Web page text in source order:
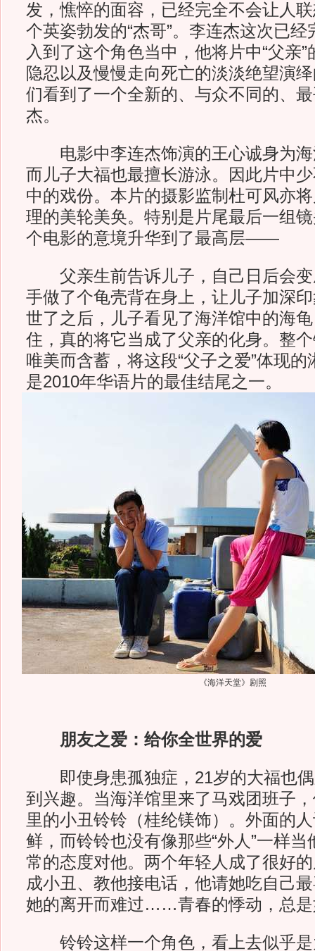
发，憔悴的面容，已经完全不会让人
个英姿勃发的“杰哥”。李连杰这次已
入到了这个角色当中，他将片中“父亲
隐忍以及慢慢走向死亡的淡淡绝望演
们看到了一个全新的、与众不同的、
杰。
电影中李连杰饰演的王心诚身为海
而儿子大福也最擅长游泳。因此片中
中的戏份。本片的摄影监制杜可风亦
理的美轮美奂。特别是片尾最后一组
个电影的意境升华到了最高层——
父亲生前告诉儿子，自己日后会变
手做了个龟壳背在身上，让儿子加深
世了之后，儿子看见了海洋馆中的海
住，真的将它当成了父亲的化身。整
唯美而含蓄，将这段“父子之爱”体现
是2010年华语片的最佳结尾之一。
《海洋天堂》剧照
朋友之爱：给你全世界的爱
即使身患孤独症，21岁的大福也偶
到兴趣。当海洋馆里来了马戏团班子
里的小丑铃铃（桂纶镁饰）。外面的
鲜，而铃铃也没有像那些“外人”一样
常的态度对他。两个年轻人成了很好
成小丑、教他接电话，他请她吃自己
她的离开而难过……青春的悸动，总是
铃铃这样一个角色，看上去似乎是